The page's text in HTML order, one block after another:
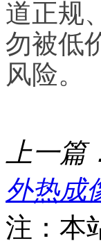
道正规
勿被低
风险。
上一篇
外热成
注：本